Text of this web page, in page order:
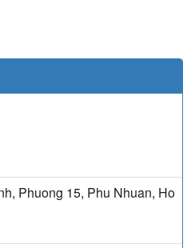
Phuong 15, Phu Nhuan, Ho